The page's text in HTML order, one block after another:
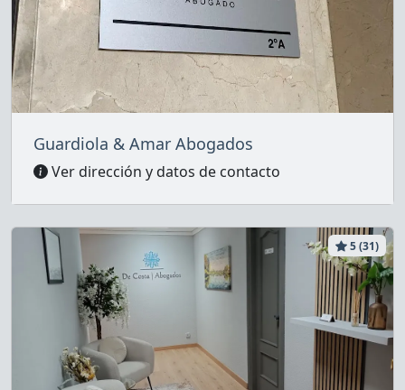
Guardiola & Amar Abogados
Ver dirección y datos de contacto
5 (31)